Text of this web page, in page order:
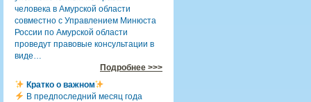
человека в Амурской области
совместно с Управлением Минюста
России по Амурской области
проведут правовые консультации в
виде…
Подробнее >>>
Кратко о важном
В предпоследний месяц года